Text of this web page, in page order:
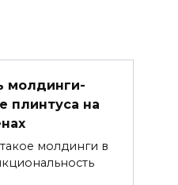
молдинги-
плинтуса на
молдинги в